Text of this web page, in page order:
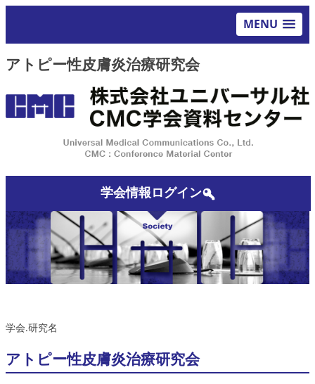
MENU
アトピー性皮膚炎治療研究会
学会情報ログイン
学会.研究名
アトピー性皮膚炎治療研究会